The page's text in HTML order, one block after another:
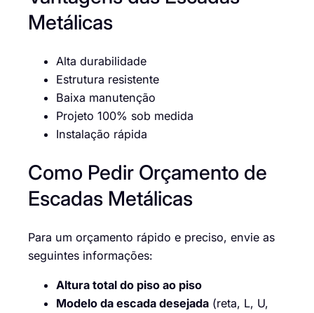
Metálicas
Alta durabilidade
Estrutura resistente
Baixa manutenção
Projeto 100% sob medida
Instalação rápida
Como Pedir Orçamento de
Escadas Metálicas
Para um orçamento rápido e preciso, envie as
seguintes informações:
Altura total do piso ao piso
Modelo da escada desejada (reta, L, U,